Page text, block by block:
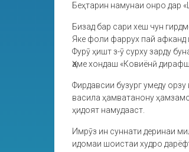
Беҳтарин намунаи онро дар
Бизад бар сари хеш чун
Яке фоли фаррух пай афканд
Фурӯ ҳишт з-ӯ сурху зарду
Ҳаме хондаш «Ковиёнӣ
Фирдавсии бузург умеду
васила ҳамватанону
ҳидоят намудааст.
Имрӯз ин суннати деринаи
идомаи шоистаи худро